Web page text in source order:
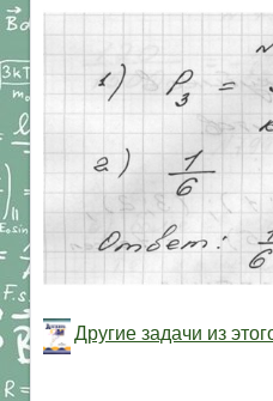
Другие задачи из